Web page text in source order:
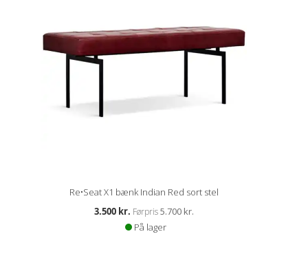
Re•Seat X1 bænk Indian Red sort stel
Kampagnepris
3.500 kr. Førpris 5.700 kr.
På lager